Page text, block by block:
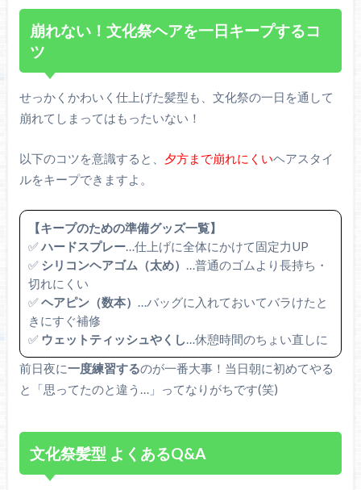
崩れない！文化祭ヘアを一日キープするコ
ツ
せっかくかわいく仕上げた髪型も、文化祭の一日を通して
崩れてしまってはもったいない！
以下のコツを意識すると、 夕方まで崩れにくいヘアスタイ
ルをキープできますよ。
【キープのための準備グッズ一覧】
✅ハードスプレー…仕上げに全体にかけて固定力UP
✅ シリコンヘアゴム（太め） …普通のゴムより長持ち・
切れにくい
✅ヘアピン（数本） …バッグに入れておいてバラけたと
きにすぐ補修
✅ ウェットティッシュやくし…休憩時間のちょい直しに
前日夜に一度練習するのが一番大事！当日朝に初めてやる
と「思ってたのと違う…」ってなりがちです(笑)
文化祭髪型 よくあるQ&A